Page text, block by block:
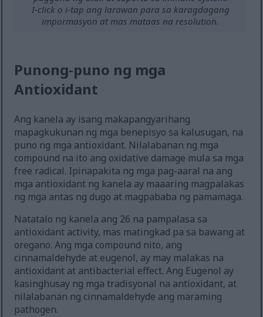
I-click o i-tap ang larawan para sa karagdagang
impormasyon at mas mataas na resolution.
Punong-puno ng mga
Antioxidant
Ang kanela ay isang makapangyarihang
mapagkukunan ng mga benepisyo sa kalusugan, na
puno ng mga antioxidant. Nilalabanan ng mga
compound na ito ang oxidative damage mula sa mga
free radical. Ipinapakita ng mga pag-aaral na ang
mga antioxidant ng kanela ay maaaring magpalakas
ng mga antas ng dugo at magpababa ng pamamaga.
Natatalo ng kanela ang 26 na pampalasa sa
antioxidant activity, mas matingkad pa sa bawang at
oregano. Ang mga compound nito, ang
cinnamaldehyde at eugenol, ay may malakas na
antioxidant at antibacterial effect. Ang Eugenol ay
kasinghusay ng mga tradisyonal na antioxidant, at
nilalabanan ng cinnamaldehyde ang maraming
pathogen.